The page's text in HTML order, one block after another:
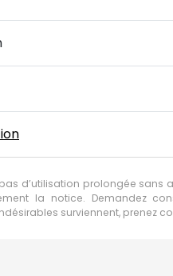
d’utilisation prolongée sans
la notice. Demandez
surviennent, prenez